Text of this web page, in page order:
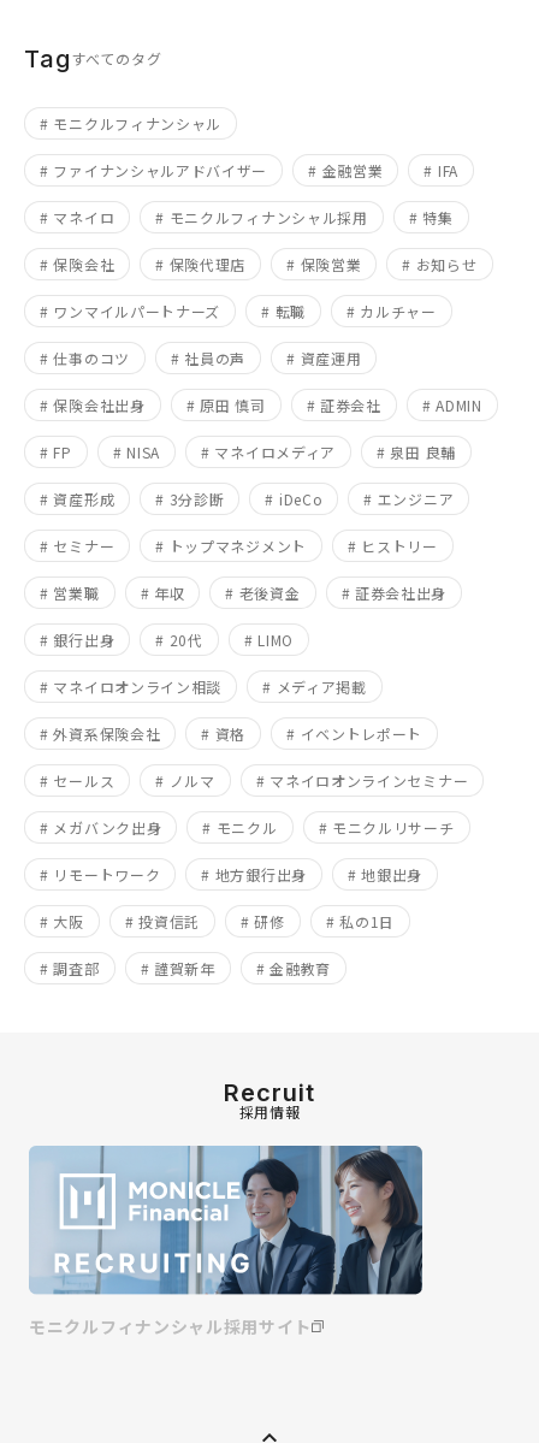
Tagすべてのタグ
# モニクルフィナンシャル
# ファイナンシャルアドバイザー # 金融営業 # IFA
# マネイロ # モニクルフィナンシャル採用 # 特集
# 保険会社 # 保険代理店 # 保険営業 # お知らせ
# ワンマイルパートナーズ # 転職 # カルチャー
# 仕事のコツ # 社員の声 # 資産運用
# 保険会社出身 # 原田 慎司 # 証券会社 # ADMIN
# FP # NISA # マネイロメディア # 泉田 良輔
# 資産形成 # 3分診断 # iDeCo # エンジニア
# セミナー # トップマネジメント # ヒストリー
# 営業職 # 年収 # 老後資金 # 証券会社出身
# 銀行出身 # 20代 # LIMO
# マネイロオンライン相談 # メディア掲載
# 外資系保険会社 # 資格 # イベントレポート
# セールス # ノルマ # マネイロオンラインセミナー
# メガバンク出身 # モニクル # モニクルリサーチ
# リモートワーク # 地方銀行出身 # 地銀出身
# 大阪 # 投資信託 # 研修 # 私の1日
# 調査部 # 謹賀新年 # 金融教育
Recruit
採用情報
モニクルフィナンシャル採用サイト